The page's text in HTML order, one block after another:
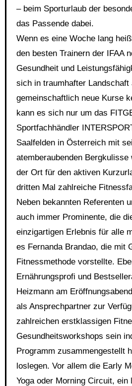
– beim Sporturlaub der
das Passende dabei.
Wenn es eine Woche lang
den besten Trainern der IFAA
Gesundheit und
sich in traumhafter Landschaft
gemeinschaftlich neue Kurse
kann es sich nur um das
Sportfachhändler
Saalfelden in Österreich mit
atemberaubenden
der Ort für den aktiven
dritten Mal zahlreiche
Neben bekannten Referenten
auch immer Prominente, die
einzigartigen Erlebnis für alle
es Fernanda Brandao, die mit
Fitnessmethode vorstellte.
Ernährungsprofi und
Heizmann am
als Ansprechpartner zur
zahlreichen erstklassigen
Gesundheitsworkshops sein
Programm zusammengestellt
loslegen. Vor allem die Early
Yoga oder Morning Circuit, ein